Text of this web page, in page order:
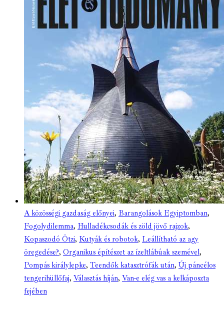
A közösségi gazdaság előnyei, Barangolások Egyiptomban,
Fogolydilemma, Hulladékcsodák és zöld jövő rajzok,
Kopaszodó Ötzi, Kutyák és robotok, Leállítható az agy
öregedése?, Organikus építészet az ízeltlábúak szemével,
Pompás királylepke, Teendők katasztrófák után, Új páncélos
tengerihüllőfaj, Választás híján, Van-e elég vas a kelkáposzta
fejében